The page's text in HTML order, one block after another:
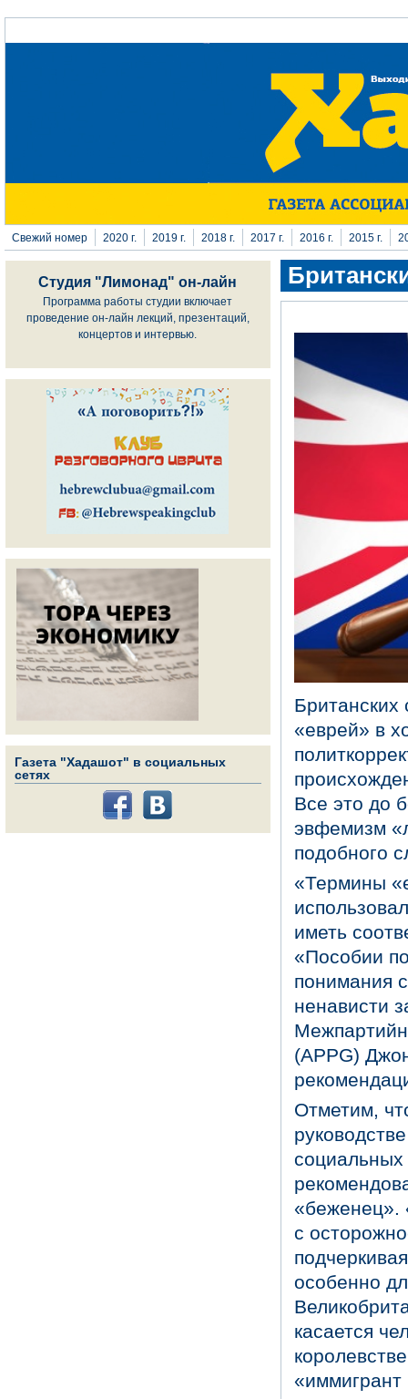
Перейти к основному содержанию
Свежий номер 2020 г. 2019 г. 2018 г. 2017 г. 2016 г. 2015 г.
Студия "Лимонад" он-лайн
Программа работы студии включает
проведение он-лайн лекций, презентаций,
концертов и интервью.
Газета "Хадашот" в социальных
сетях
Британских
«еврей» в
Все это до
эвфемизм
подобного
«Термины
иметь
«Пособии
понимания
ненависти
(APPG)
Отметим,
«беженец».
с
особенно
касается
«иммигрант